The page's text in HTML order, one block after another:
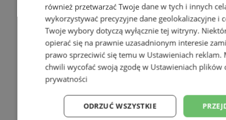
również przetwarzać Twoje dane w tych i innych
wykorzystywać precyzyjne dane geolokalizacyjne i
Twoje wybory dotyczą wyłącznie tej witryny.
opierać się na prawnie uzasadnionym interesie
prawo sprzeciwić się temu w Ustawieniach reklam.
chwili wycofać swoją zgodę w Ustawieniach plików
prywatności
ODRZUĆ WSZYSTKIE